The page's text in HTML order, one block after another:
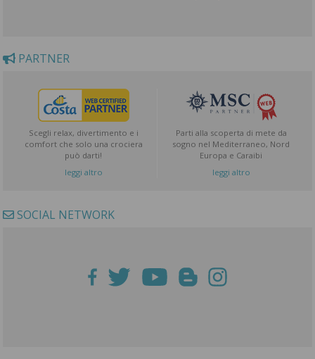
PARTNER
Scegli relax, divertimento e i
comfort che solo una crociera
può darti!
leggi altro
Parti alla scoperta di mete da
sogno nel Mediterraneo, Nord
Europa e Caraibi
leggi altro
SOCIAL NETWORK